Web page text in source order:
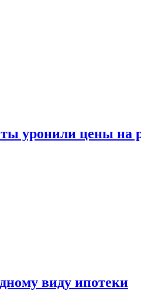
уронили цены на
виду ипотеки